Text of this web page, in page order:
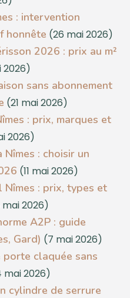
: intervention
honnête (26 mai 2026)
2026 : prix au m²
2026)
sans abonnement
(21 mai 2026)
: prix, marques et
2026)
: choisir un
(11 mai 2026)
: prix, types et
mai 2026)
A2P : guide
Gard) (7 mai 2026)
porte claquée sans
mai 2026)
cylindre de serrure